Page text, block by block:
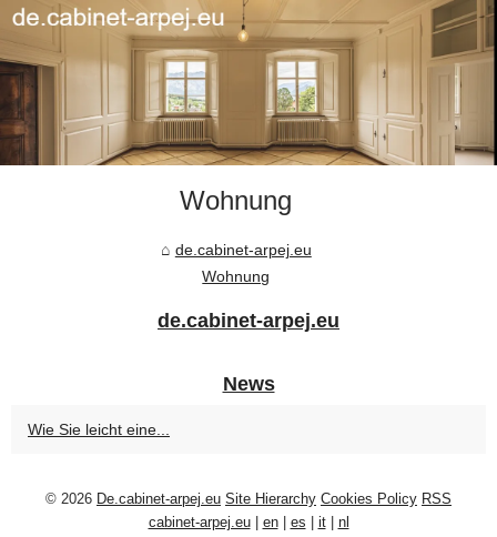
Wohnung
de.cabinet-arpej.eu
Wohnung
de.cabinet-arpej.eu
News
Wie Sie leicht eine...
© 2026 De.cabinet-arpej.eu Site Hierarchy Cookies Policy RSS
cabinet-arpej.eu| en| es it| nl